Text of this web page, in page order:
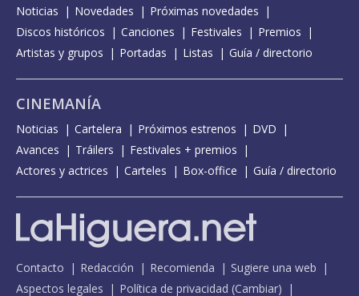
Noticias Novedades
Próximas novedades
Discos históricos
Canciones Festivales
Premios
Artistas y grupos
Portadas Listas Guía / directorio
CINEMANÍA
Noticias Cartelera Próximos estrenos
DVD
Avances
Tráilers
Festivales + premios
Actores y actrices
Carteles Box-office Guía / directorio
Contacto Redacción Recomienda
Sugiere una web
Aspectos legales
Política de privacidad (Cambiar)